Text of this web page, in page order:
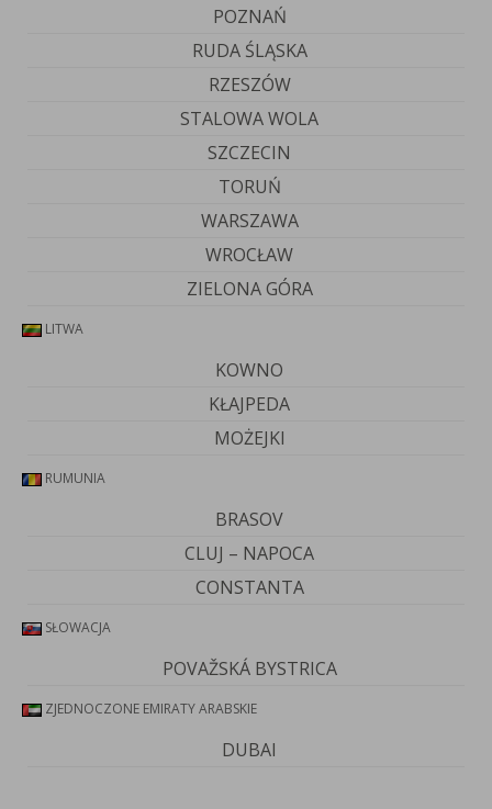
POZNAŃ
RUDA ŚLĄSKA
RZESZÓW
STALOWA WOLA
SZCZECIN
TORUŃ
WARSZAWA
WROCŁAW
ZIELONA GÓRA
LITWA
KOWNO
KŁAJPEDA
MOŻEJKI
RUMUNIA
BRASOV
CLUJ – NAPOCA
CONSTANTA
SŁOWACJA
POVAŽSKÁ BYSTRICA
ZJEDNOCZONE EMIRATY ARABSKIE
DUBAI